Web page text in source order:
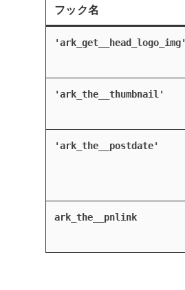
フック名
'ark_get__head_logo_img'
'ark_the__thumbnail'
'ark_the__postdate'
ark_the__pnlink